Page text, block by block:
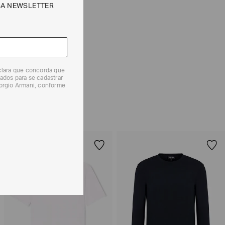
dos Produtos. E a troca pode ser feita em até 30
a partir do seu recebimento sem custos adicionais.
Preencha o
NEWSLETTER
que concorda que
para se cadastrar
Armani, conforme